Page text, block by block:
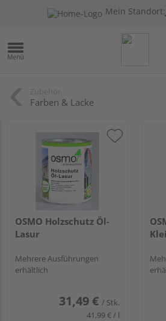
Mein Standort:
Farben & Lacke
OSMO Holzschutz Öl-
Lasur
Mehrere Ausführungen
erhältlich
31,49 € / Stk.
41,99 € / l